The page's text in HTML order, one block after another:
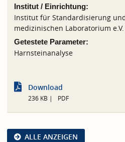
Institut / Einrichtung:
Institut für Standardisierung
medizinischen Laboratorium e.V.
Getestete Parameter:
Harnsteinanalyse
Download
236 KB PDF
ALLE ANZEIGEN